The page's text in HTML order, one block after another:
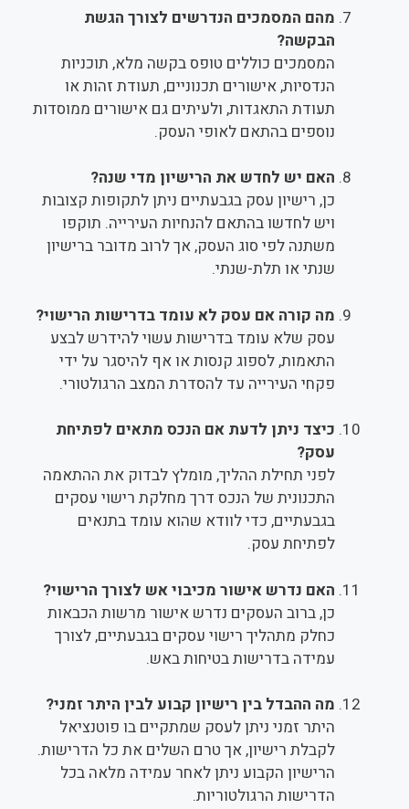
מהם המסמכים הנדרשים לצורך הגשת
הבקשה?
המסמכים כוללים טופס בקשה מלא, תוכניות
הנדסיות, אישורים תכנוניים, תעודת זהות או
תעודת התאגדות, ולעיתים גם אישורים ממוסדות
נוספים בהתאם לאופי העסק.
האם יש לחדש את הרישיון מדי שנה?
כן, רישיון עסק בגבעתיים ניתן לתקופות קצובות
ויש לחדשו בהתאם להנחיות העירייה. תוקפו
משתנה לפי סוג העסק, אך לרוב מדובר ברישיון
שנתי או תלת-שנתי.
מה קורה אם עסק לא עומד בדרישות הרישוי?
עסק שלא עומד בדרישות עשוי להידרש לבצע
התאמות, לספוג קנסות או אף להיסגר על ידי
פקחי העירייה עד להסדרת המצב הרגולטורי.
כיצד ניתן לדעת אם הנכס מתאים לפתיחת
עסק?
לפני תחילת ההליך, מומלץ לבדוק את ההתאמה
התכנונית של הנכס דרך מחלקת רישוי עסקים
בגבעתיים, כדי לוודא שהוא עומד בתנאים
לפתיחת עסק.
האם נדרש אישור מכיבוי אש לצורך הרישוי?
כן, ברוב העסקים נדרש אישור מרשות הכבאות
כחלק מתהליך רישוי עסקים בגבעתיים, לצורך
עמידה בדרישות בטיחות באש.
מה ההבדל בין רישיון קבוע לבין היתר זמני?
היתר זמני ניתן לעסק שמתקיים בו פוטנציאל
לקבלת רישיון, אך טרם השלים את כל הדרישות.
הרישיון הקבוע ניתן לאחר עמידה מלאה בכל
הדרישות הרגולטוריות.